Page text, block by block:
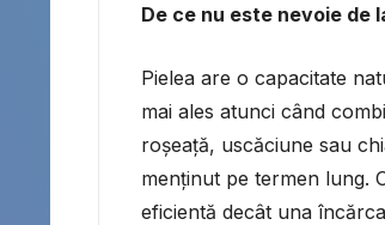
De ce nu este nevoie de
Pielea are o capacitate
mai ales atunci când
roșeață, uscăciune sau
menținut pe termen lung.
eficientă decât una